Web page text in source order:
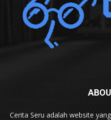
Cerita Seru adalah website